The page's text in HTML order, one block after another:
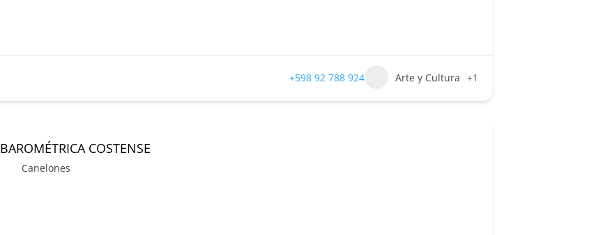
+598 92 788 924 Arte y Cultura +1
BAROMÉTRICA COSTENSE
Canelones